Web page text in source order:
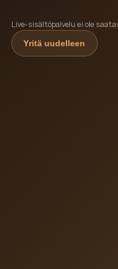
Live-sisältöpalvelu ei ole
Yritä uudelleen